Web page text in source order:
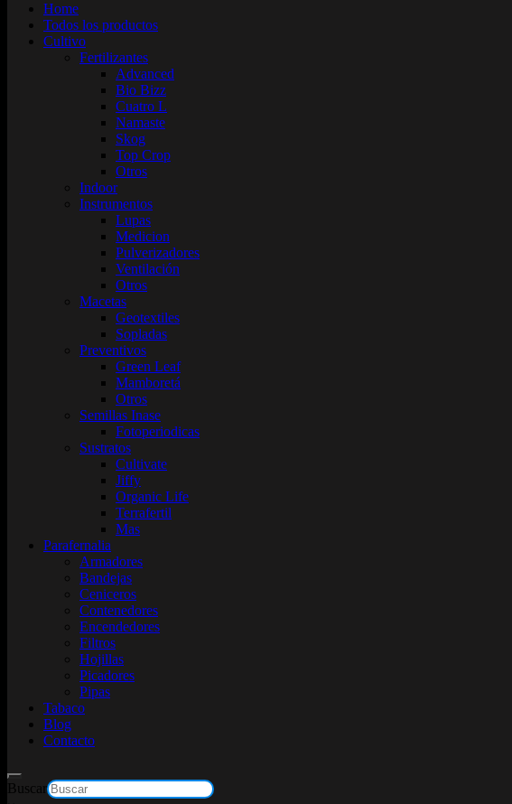
Home
Todos los productos
Cultivo
Fertilizantes
Advanced
Bio Bizz
Cuatro L
Namaste
Skog
Top Crop
Otros
Indoor
Instrumentos
Lupas
Medicion
Pulverizadores
Ventilación
Otros
Macetas
Geotextiles
Sopladas
Preventivos
Green Leaf
Mamboretá
Otros
Semillas Inase
Fotoperiodicas
Sustratos
Cultivate
Jiffy
Organic Life
Terrafertil
Mas
Parafernalia
Armadores
Bandejas
Ceniceros
Contenedores
Encendedores
Filtros
Hojillas
Picadores
Pipas
Tabaco
Blog
Contacto
Buscar